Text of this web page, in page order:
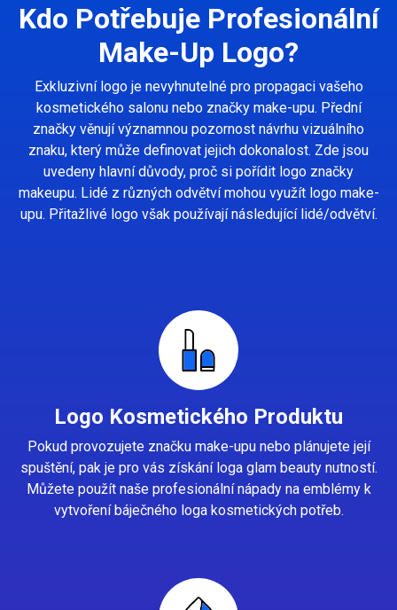
Kdo Potřebuje Profesionální
Make-Up Logo?
Exkluzivní logo je nevyhnutelné pro propagaci vašeho
kosmetického salonu nebo značky make-upu. Přední
značky věnují významnou pozornost návrhu vizuálního
znaku, který může definovat jejich dokonalost. Zde jsou
uvedeny hlavní důvody, proč si pořídit logo značky
makeupu. Lidé z různých odvětví mohou využít logo make-
upu. Přitažlivé logo však používají následující lidé/odvětví.
Logo Kosmetického Produktu
Pokud provozujete značku make-upu nebo plánujete její
spuštění, pak je pro vás získání loga glam beauty nutností.
Můžete použít naše profesionální nápady na emblémy k
vytvoření báječného loga kosmetických potřeb.